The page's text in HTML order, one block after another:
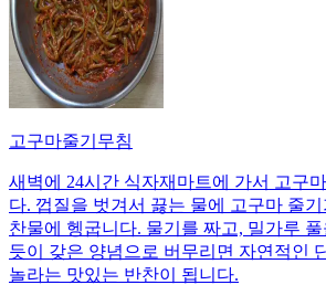
고구마줄기무침
새벽에 24시간 식자재마트에 가서 고구
다. 껍질을 벗겨서 끓는 물에 고구마 줄
찬물에 헹굽니다. 물기를 짜고, 밀가루
듯이 갖은 양념으로 버무리면 자연적인
놀라는 맛있는 반찬이 됩니다.